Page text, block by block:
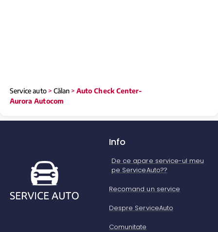
Service auto> Călan >Auto Check Center-
Aurora Autocom
Info
De ce apare service-ul meu
pe ServiceAuto??
Recomand un service
Despre ServiceAuto
Comunitate